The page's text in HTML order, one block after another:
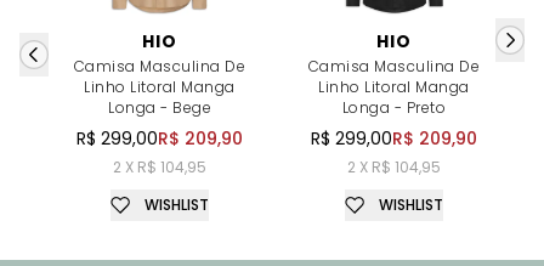
HIO
Camisa Masculina De
Linho Litoral Manga
Longa - Bege
R$ 299,00R$ 209,90
2 X R$ 104,95
WISHLIST
HIO
Camisa Masculina De
Linho Litoral Manga
Longa - Preto
R$ 299,00R$ 209,90
2 X R$ 104,95
WISHLIST